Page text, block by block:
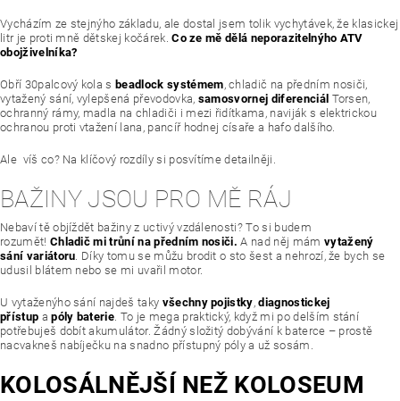
Vycházím ze stejnýho základu, ale dostal jsem tolik vychytávek, že klasickej
litr je proti mně dětskej kočárek.Co ze mě dělá neporazitelnýho ATV
obojživelníka?
Obří 30palcový kola s beadlock systémem, chladič na předním nosiči,
vytažený sání, vylepšená převodovka, samosvornej diferenciál Torsen,
ochranný rámy, madla na chladiči i mezi řidítkama, naviják s elektrickou
ochranou proti vtažení lana, pancíř hodnej císaře a hafo dalšího.
Ale víš co? Na klíčový rozdíly si posvítíme detailněji.
BAŽINY JSOU PRO MĚ RÁJ
Nebaví tě objíždět bažiny z uctivý vzdálenosti? To si budem
rozumět! Chladič mi trůní na předním nosiči. A nad něj mám vytažený
sání variátoru. Díky tomu se můžu brodit o sto šest a nehrozí, že bych se
udusil blátem nebo se mi uvařil motor.
U vytaženýho sání najdeš taky všechny pojistky,diagnostickej
přístup apóly baterie. To je mega praktický, když mi po delším stání
potřebuješ dobít akumulátor. Žádný složitý dobývání k baterce – prostě
nacvakneš nabíječku na snadno přístupný póly a už sosám.
KOLOSÁLNĚJŠÍ NEŽ KOLOSEUM